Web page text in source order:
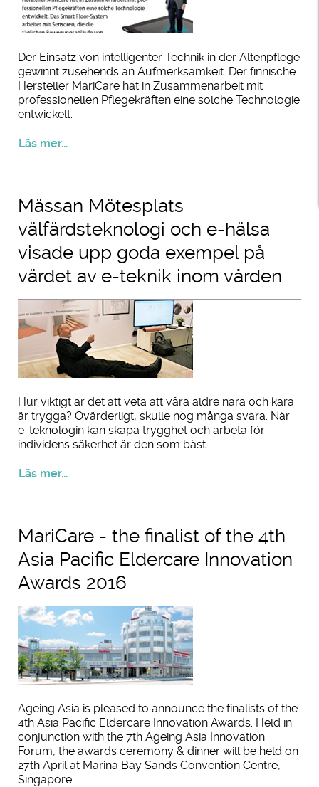
Der Einsatz von intelligenter Technik in der Altenpflege
gewinnt zusehends an Aufmerksamkeit. Der finnische
Hersteller MariCare hat in Zusammenarbeit mit
professionellen Pflegekräften eine solche Technologie
entwickelt.
Läs mer...
Mässan Mötesplats
välfärdsteknologi och e-hälsa
visade upp goda exempel på
värdet av e-teknik inom vården
Hur viktigt är det att veta att våra äldre nära och kära
är trygga? Ovärderligt, skulle nog många svara. När
e-teknologin kan skapa trygghet och arbeta för
individens säkerhet är den som bäst.
Läs mer...
MariCare - the finalist of the 4th
Asia Pacific Eldercare Innovation
Awards 2016
Ageing Asia is pleased to announce the finalists of the
4th Asia Pacific Eldercare Innovation Awards. Held in
conjunction with the 7th Ageing Asia Innovation
Forum, the awards ceremony & dinner will be held on
27th April at Marina Bay Sands Convention Centre,
Singapore.